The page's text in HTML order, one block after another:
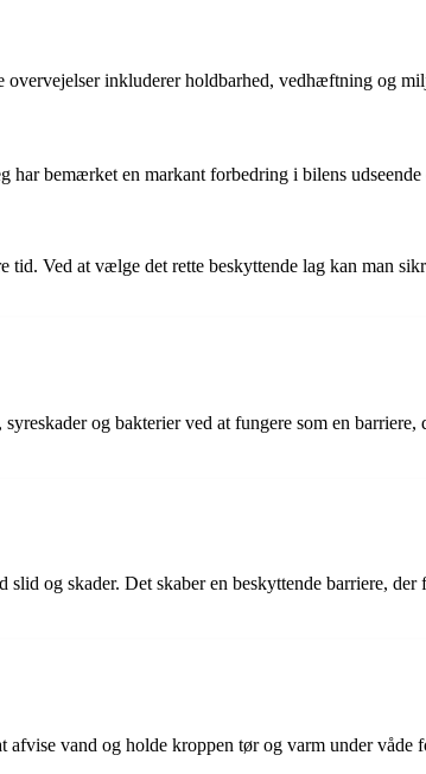
inkluderer holdbarhed, vedhæftning og
bemærket en markant forbedring i bilens
Ved at vælge det rette beskyttende lag kan man
og bakterier ved at fungere som en
og skader. Det skaber en beskyttende barriere,
vand og holde kroppen tør og varm under